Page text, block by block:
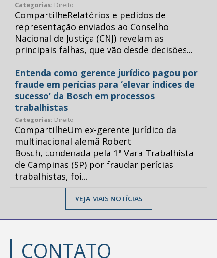
Categorias: Direito
CompartilheRelatórios e pedidos de
representação enviados ao Conselho
Nacional de Justiça (CNJ) revelam as
principais falhas, que vão desde decisões...
Entenda como gerente jurídico pagou por
fraude em perícias para ‘elevar índices de
sucesso’ da Bosch em processos
trabalhistas
Categorias: Direito
CompartilheUm ex-gerente jurídico da
multinacional alemã Robert
Bosch, condenada pela 1ª Vara Trabalhista
de Campinas (SP) por fraudar perícias
trabalhistas, foi...
VEJA MAIS NOTÍCIAS
CONTATO